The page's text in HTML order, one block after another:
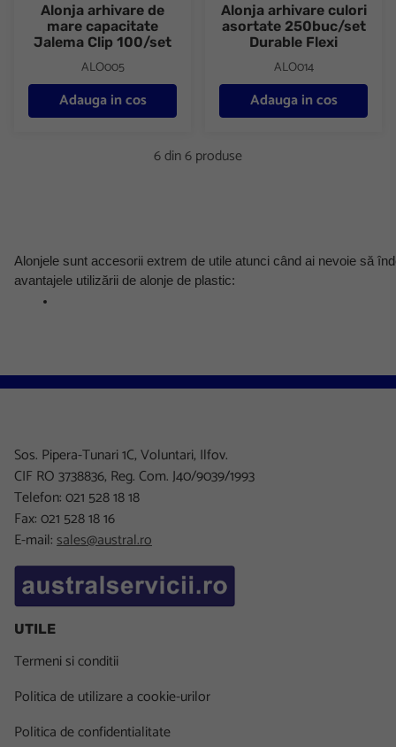
Alonja arhivare de
mare capacitate
Jalema Clip 100/set
ALO005
Adauga in cos
Alonja arhivare culori
asortate 250buc/set
Durable Flexi
ALO014
Adauga in cos
6 din 6 produse
Alonjele sunt accesorii extrem de utile atunci când ai nevoie să
avantajele utilizării de alonje de plastic:
Sos. Pipera-Tunari 1C, Voluntari, Ilfov.
CIF RO 3738836, Reg. Com. J40/9039/1993
Telefon: 021 528 18 18
Fax: 021 528 18 16
E-mail:sales@austral.ro
UTILE
Termeni si conditii
Politica de utilizare a cookie-urilor
Politica de confidentialitate